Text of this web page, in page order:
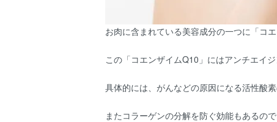
お肉に含まれている美容成分の一つに「コ
この「コエンザイムQ10」にはアンチエイ
具体的には、がんなどの原因になる活性酸
またコラーゲンの分解を防ぐ効能もあるの